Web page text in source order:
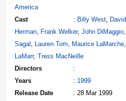
America
Cast
: Billy West, David
Herman, Frank Welker, John DiMaggio,
Sagal , Lauren Tom, Maurice LaMarche,
LaMarr, Tress MacNeille
Directors
:
Years
: 1999
Release Date
: 28 Mar 1999